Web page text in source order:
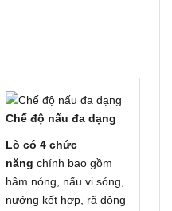
Chế độ nấu đa dạng
Lò có 4 chức
năng chính bao gồm
hâm nóng, nấu vi sóng,
nướng kết hợp, rã đông